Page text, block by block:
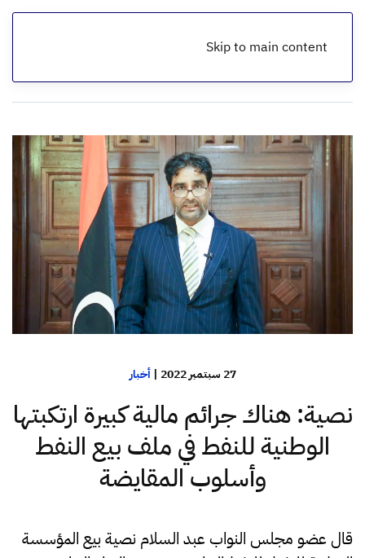
Skip to main content
الرئيسية
27 سبتمبر 2022 |أخبار
نصية: هناك جرائم مالية كبيرة ارتكبتها
الوطنية للنفط في ملف بيع النفط
وأسلوب المقايضة
قال عضو مجلس النواب عبد السلام نصية بيع المؤسسة